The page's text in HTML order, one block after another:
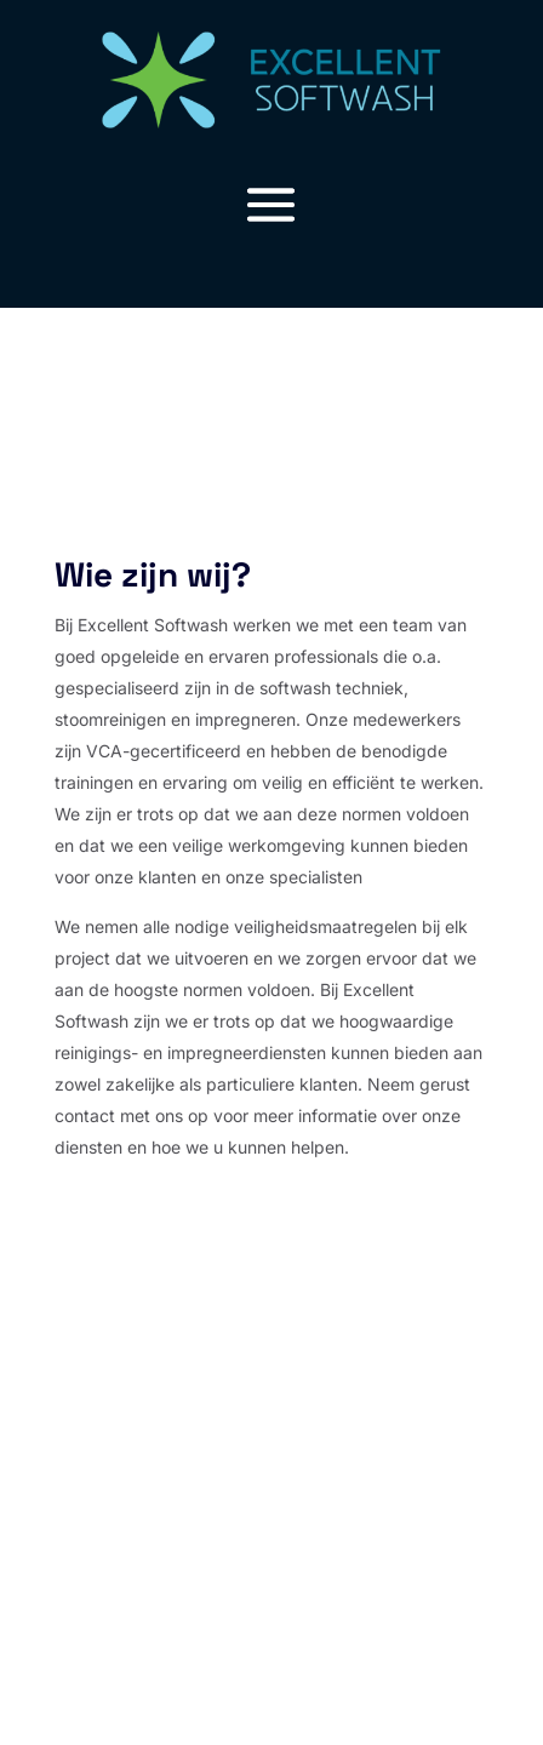
Wie zijn wij?
Bij Excellent Softwash werken we met een team van
goed opgeleide en ervaren professionals die o.a.
gespecialiseerd zijn in de softwash techniek,
stoomreinigen en impregneren. Onze medewerkers
zijn VCA-gecertificeerd en hebben de benodigde
trainingen en ervaring om veilig en efficiënt te werken.
We zijn er trots op dat we aan deze normen voldoen
en dat we een veilige werkomgeving kunnen bieden
voor onze klanten en onze specialisten
We nemen alle nodige veiligheidsmaatregelen bij elk
project dat we uitvoeren en we zorgen ervoor dat we
aan de hoogste normen voldoen. Bij Excellent
Softwash zijn we er trots op dat we hoogwaardige
reinigings- en impregneerdiensten kunnen bieden aan
zowel zakelijke als particuliere klanten. Neem gerust
contact met ons op voor meer informatie over onze
diensten en hoe we u kunnen helpen.